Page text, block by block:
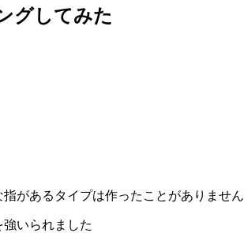
グしてみた
があるタイプは作ったことがありません
いられました